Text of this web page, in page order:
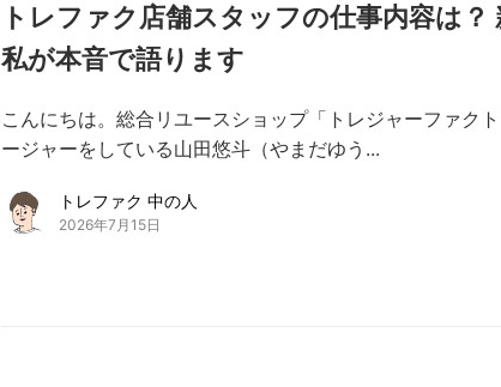
トレファク店舗スタッフの仕事内容は？
私が本音で語ります
こんにちは。総合リユースショップ「トレジャーファク
ージャーをしている山田悠斗（やまだゆう...
トレファク 中の人
2026年7月15日